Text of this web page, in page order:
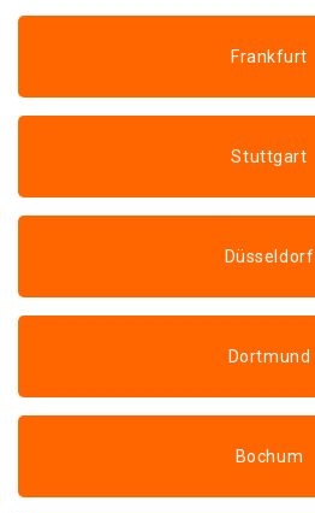
Frankfurt
Stuttgart
Düsseldorf
Dortmund
Bochum